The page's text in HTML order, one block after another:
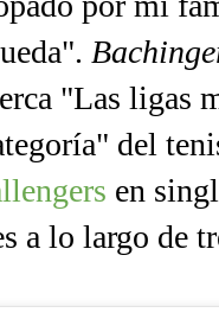
"Las ligas
del
en
a lo largo de